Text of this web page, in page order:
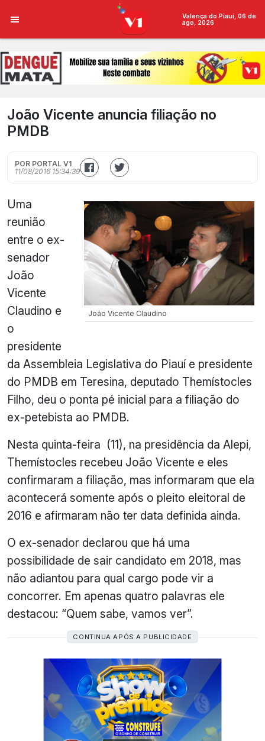
Valença do Piauí, 06 de
ago, 2026
João Vicente anuncia filiação no
PMDB
POR PORTAL V1
11/08/2016 15:34:39
João Vicente Claudino
Uma
reunião
entre o ex-
senador
João
Vicente
Claudino e
o
presidente
da Assembleia Legislativa do Piauí e presidente
do PMDB em Teresina, deputado Themístocles
Filho, deu o ponta pé inicial para a filiação do
ex-petebista ao PMDB.
Nesta quinta-feira (11), na presidência da Alepi,
Themístocles recebeu João Vicente e eles
confirmaram a filiação, mas informaram que ela
acontecerá somente após o pleito eleitoral de
2016 e afirmaram não ter data definida ainda.
O ex-senador declarou que há uma
possibilidade de sair candidato em 2018, mas
não adiantou para qual cargo pode vir a
concorrer. Em apenas quatro palavras ele
destacou: “Quem sabe, vamos ver”.
CONTINUA APÓS A PUBLICIDADE